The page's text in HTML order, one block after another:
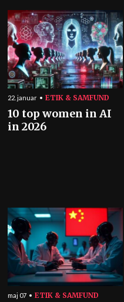
22. januar ETIK & SAMFUND
10 top women in AI
in 2026
maj 07 ETIK & SAMFUND